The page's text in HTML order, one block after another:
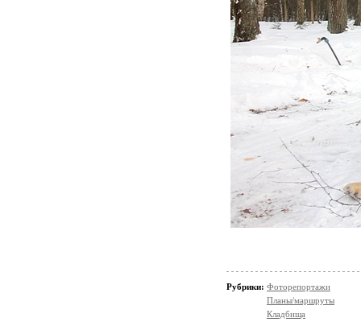
Рубрики: Фоторепортажи
Планы/маршруты
Кладбища